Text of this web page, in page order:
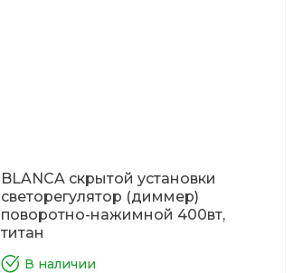
BLANCA скрытой установки
светорегулятор (диммер)
поворотно-нажимной 400вт,
титан
В наличии